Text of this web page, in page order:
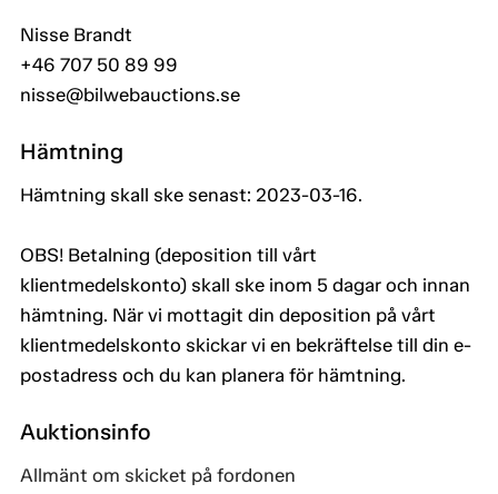
Nisse Brandt
+46 707 50 89 99
nisse@bilwebauctions.se
Hämtning
Hämtning skall ske senast: 2023-03-16.
OBS! Betalning (deposition till vårt
klientmedelskonto) skall ske inom 5 dagar och innan
hämtning. När vi mottagit din deposition på vårt
klientmedelskonto skickar vi en bekräftelse till din e-
postadress och du kan planera för hämtning.
Auktionsinfo
Allmänt om skicket på fordonen